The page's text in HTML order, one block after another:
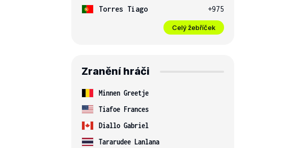
Torres Tiago
+975
Celý žebříček
Zranění hráči
Minnen Greetje
Tiafoe Frances
Diallo Gabriel
Tararudee Lanlana